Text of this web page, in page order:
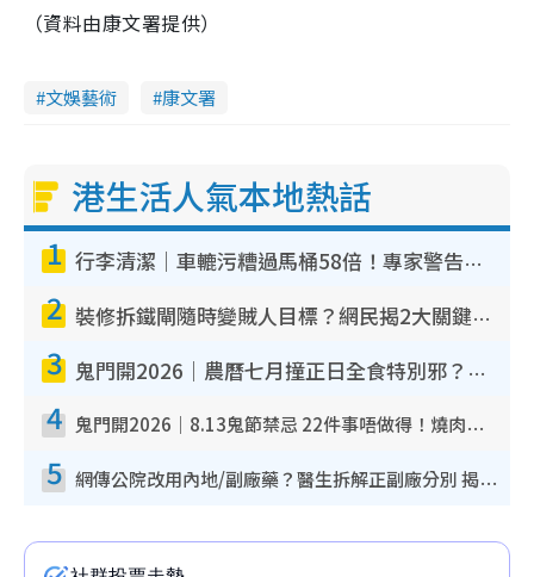
（資料由康文署提供）
文娛藝術 康文署
港生活人氣本地熱話
1 行李清潔｜車轆污糟過馬桶58倍！專家警告忌用酒精抹 教1招免污手除菌
2 裝修拆鐵閘隨時變賊人目標？網民揭2大關鍵用途：裝新式等於白裝？附新舊鐵閘分別
3 鬼門開2026｜農曆七月撞正日全食特別邪？專家警告切忌做一事！揭4大禁忌+2招保平安
4 鬼門開2026｜8.13鬼節禁忌 22件事唔做得！燒肉、刺身要少食？半夜勿吹口哨/打呢個電話
5 網傳公院改用內地/副廠藥？醫生拆解正副廠分別 揭4類人換藥隨時出事